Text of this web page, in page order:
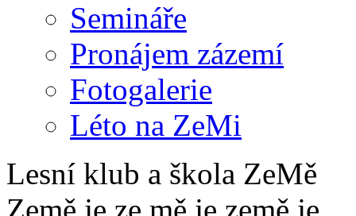
Semináře
Pronájem zázemí
Fotogalerie
Léto na ZeMi
Lesní klub a škola ZeMě